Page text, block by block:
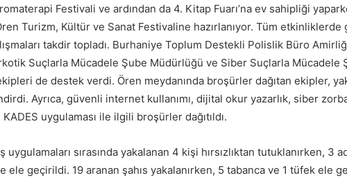
Festivali ve ardından da 4. Kitap Fuarı’na ev sahipliği
Turizm, Kültür ve Sanat Festivaline hazırlanıyor. Tüm etkinliklerde
takdir topladı. Burhaniye Toplum Destekli Polislik Büro
Suçlarla Mücadele Şube Müdürlüğü ve Siber Suçlarla Mücadele
de destek verdi. Ören meydanında broşürler dağıtan ekipler,
Ayrıca, güvenli internet kullanımı, dijital okur yazarlık, siber
KADES uygulaması ile ilgili broşürler dağıtıldı.
uygulamaları sırasında yakalanan 4 kişi hırsızlıktan tutuklanırken, 3
ele geçirildi. 19 aranan şahıs yakalanırken, 5 tabanca ve 1 tüfek ele